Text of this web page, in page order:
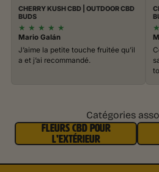
CHERRY KUSH CBD | OUTDOOR CBD
BUDS
★ ★ ★ ★ ★
Mario Galán
J’aime la petite touche fruitée qu’il
a et j’ai recommandé.
★
Catégories
FLEURS CBD POUR
L'EXTÉRIEUR